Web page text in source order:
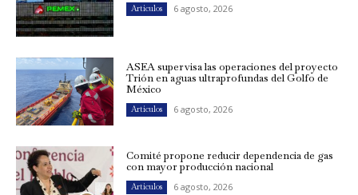
Artículos 6 agosto, 2026
ASEA supervisa las operaciones del proyecto
Trión en aguas ultraprofundas del Golfo de
México
Artículos 6 agosto, 2026
Comité propone reducir dependencia de gas
con mayor producción nacional
Artículos 6 agosto, 2026